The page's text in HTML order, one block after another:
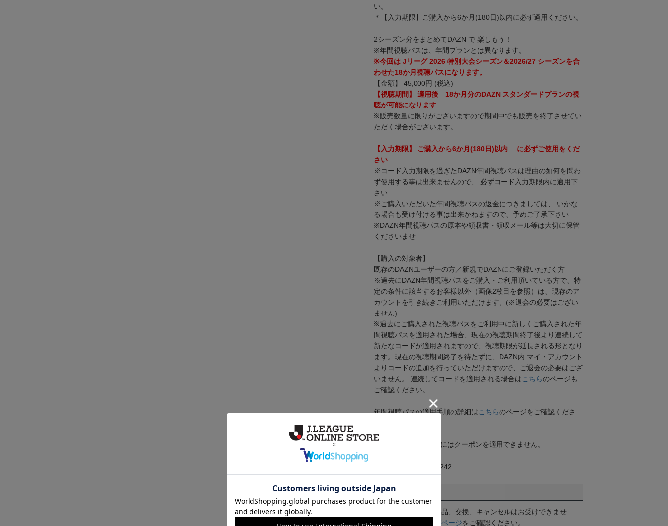
い。
＊【入力期限】ご購入から6か月(180日)以内に必ず適用ください。
2シーズン分をまとめてDAZN で 楽しもう！
※年間視聴パスは、年間プランとは異なります。
※今回は Jリーグ 2026 特別大会シーズン＆2026/27 シーズンを合
わせた18か月視聴パスになります。
【金額】 45,000円 (税込)
【視聴期間】 適用後 18か月分のDAZN スタンダードプランの視
聴が可能になります
※販売数量に限りがございますので期間中でも販売を終了させてい
ただく場合がございます。
【入力期限】 ご購入から6か月(180日)以内 に必ずご使用をくだ
さい
※コード入力期限を過ぎたDAZN年間視聴パスは理由の如何を問わ
ず使用する事は出来ませんので、 必ずコード入力期限内に適用下
さい
※ご購入いただいた年間視聴パスの返金につきましては、 いかな
る場合も受け付ける事は出来かねますので、予めご了承下さい
※DAZN年間視聴パスの原本や領収書・領収メール等は大切に保管
くださいませ
【購入の対象者】
既存のDAZNユーザーの方／新規でDAZNにご登録いただく方
※過去にDAZN年間視聴パスをご購入・ご利用頂いている方で、特
定の条件に該当するお客様以外（画像2枚目を参照）は、現存のア
カウントを引き続きご利用いただけます。(※退会の必要はござい
ません)
※過去にご購入された視聴パスをご利用中に新しくご購入された年
間視聴パスを適用された場合、現在の視聴期間終了後より連続して
新たなコードが適用されますので、視聴期限が延長される形となり
ます。現在の視聴期間終了を待たずに、DAZN内 マイ・アカウント
よりコードの追加を行っていただけますので、ご退会の必要はござ
いません。 連続してコードを適用される場合は こちらのページも
ご確認ください。
年間視聴パスの適用手順の詳細は こちらのページをご確認くださ
※DAZN年間視聴パスにはクーポンを適用できません。
メーカー品番：ts000242
返品・交換について
お客様都合による返品、交換、キャンセルはお受けできませ
ん。詳しくは
ヘルプページをご確認ください。